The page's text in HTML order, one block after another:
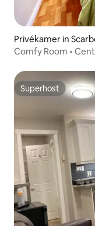
Privékamer in
Comfy Room •
Superhost
Superhost